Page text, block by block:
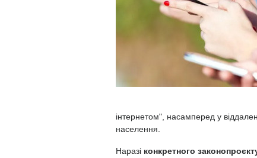
інтернетом", насамперед у
населення.
Наразі конкретного